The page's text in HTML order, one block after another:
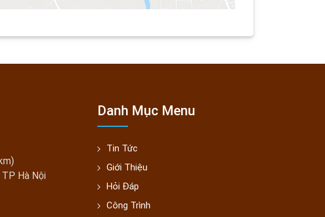
Hà Nội
Danh Mục Menu
Tin Tức
Giới Thiệu
Hỏi Đáp
Công Trình